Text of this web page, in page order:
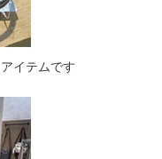
イテムです